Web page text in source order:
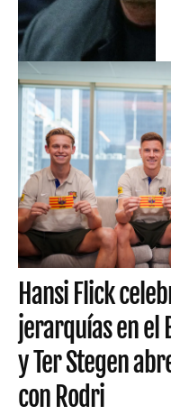
Hansi Flick
jerarquías en el
y Ter Stegen
con Rodri